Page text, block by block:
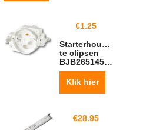
€1.25
Starterhouder
te clipsen
BJB26514501150
Klik hier
€28.95